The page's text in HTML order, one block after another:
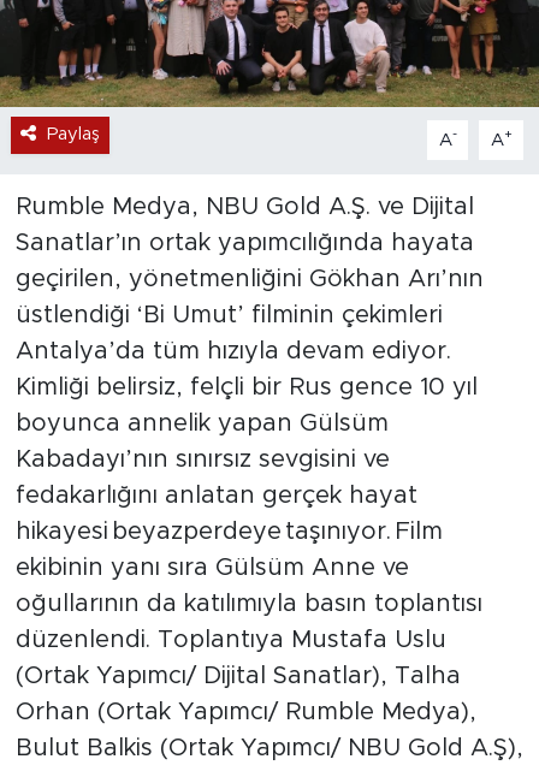
Paylaş A- A+
Rumble Medya, NBU Gold A.Ş. ve Dijital
Sanatlar’ın ortak yapımcılığında hayata
geçirilen, yönetmenliğini Gökhan Arı’nın
üstlendiği ‘Bi Umut’ filminin çekimleri
Antalya’da tüm hızıyla devam ediyor.
Kimliği belirsiz, felçli bir Rus gence 10 yıl
boyunca annelik yapan Gülsüm
Kabadayı’nın sınırsız sevgisini ve
fedakarlığını anlatan gerçek hayat
hikayesi beyazperdeye taşınıyor. Film
ekibinin yanı sıra Gülsüm Anne ve
oğullarının da katılımıyla basın toplantısı
düzenlendi. Toplantıya Mustafa Uslu
(Ortak Yapımcı/ Dijital Sanatlar), Talha
Orhan (Ortak Yapımcı/ Rumble Medya),
Bulut Balkis (Ortak Yapımcı/ NBU Gold A.Ş),